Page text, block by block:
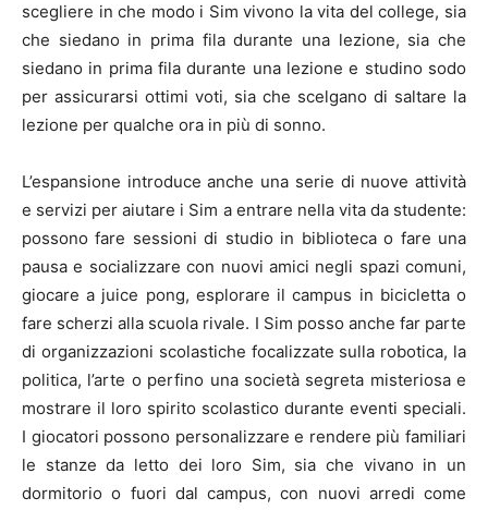
scegliere in che modo i Sim vivono la vita del college, sia
che siedano in prima fila durante una lezione, sia che
siedano in prima fila durante una lezione e studino sodo
per assicurarsi ottimi voti, sia che scelgano di saltare la
lezione per qualche ora in più di sonno.
L’espansione introduce anche una serie di nuove attività
e servizi per aiutare i Sim a entrare nella vita da studente:
possono fare sessioni di studio in biblioteca o fare una
pausa e socializzare con nuovi amici negli spazi comuni,
giocare a juice pong, esplorare il campus in bicicletta o
fare scherzi alla scuola rivale. I Sim posso anche far parte
di organizzazioni scolastiche focalizzate sulla robotica, la
politica, l’arte o perfino una società segreta misteriosa e
mostrare il loro spirito scolastico durante eventi speciali.
I giocatori possono personalizzare e rendere più familiari
le stanze da letto dei loro Sim, sia che vivano in un
dormitorio o fuori dal campus, con nuovi arredi come